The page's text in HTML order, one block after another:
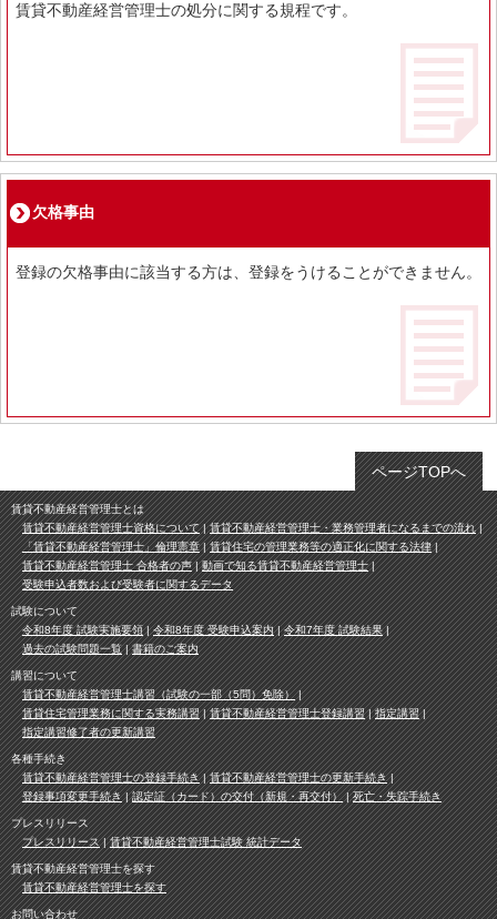
賃貸不動産経営管理士の処分に関する規程です。
欠格事由
登録の欠格事由に該当する方は、登録をうけることができません。
ページTOPへ
賃貸不動産経営管理士とは
賃貸不動産経営管理士資格について
賃貸不動産経営管理士・業務管理者になるまでの流れ
「賃貸不動産経営管理士」倫理憲章
賃貸住宅の管理業務等の適正化に関する法律
賃貸不動産経営管理士 合格者の声
動画で知る賃貸不動産経営管理士
受験申込者数および受験者に関するデータ
試験について
令和8年度 試験実施要領
令和8年度 受験申込案内
令和7年度 試験結果
過去の試験問題一覧
書籍のご案内
講習について
賃貸不動産経営管理士講習（試験の一部（5問）免除）
賃貸住宅管理業務に関する実務講習
賃貸不動産経営管理士登録講習
指定講習
指定講習修了者の更新講習
各種手続き
賃貸不動産経営管理士の登録手続き
賃貸不動産経営管理士の更新手続き
登録事項変更手続き
認定証（カード）の交付（新規・再交付） 死亡・失踪手続き
プレスリリース
プレスリリース
賃貸不動産経営管理士試験 統計データ
賃貸不動産経営管理士を探す
賃貸不動産経営管理士を探す
お問い合わせ